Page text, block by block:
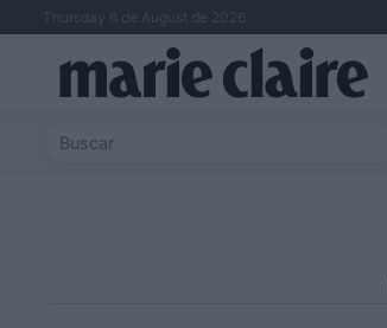
Thursday 6 de August de 2026